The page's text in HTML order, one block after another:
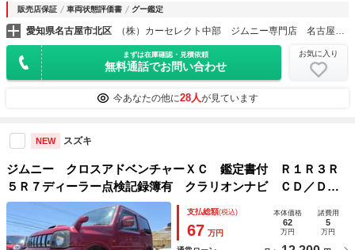
販売店保証 車両状態評価書 グー鑑定
愛知県名古屋市北区 （株）カーセレクト中部 ジムニー専門店 名古屋黒川店
まずは在庫確認・見積依頼
無料通話でお問い合わせ
お気に入り
今あなたの他に28人が見ています
NEW スズキ
ジムニー クロスアドベンチャーＸＣ 鑑定書付 Ｒ１Ｒ３Ｒ
５Ｒ７ディーラー点検記録簿有 クラリオンナビ ＣＤ／ＤＶ
Ｄ 地デジ キーレスキー 純正１６インチＡＷ フォグライ
ト ハーフレザーシート 背面タイヤカバー シートヒータ
ー 禁煙車
支払総額(税込)
67 万円
本体価格
62
万円
諸費用
5
万円